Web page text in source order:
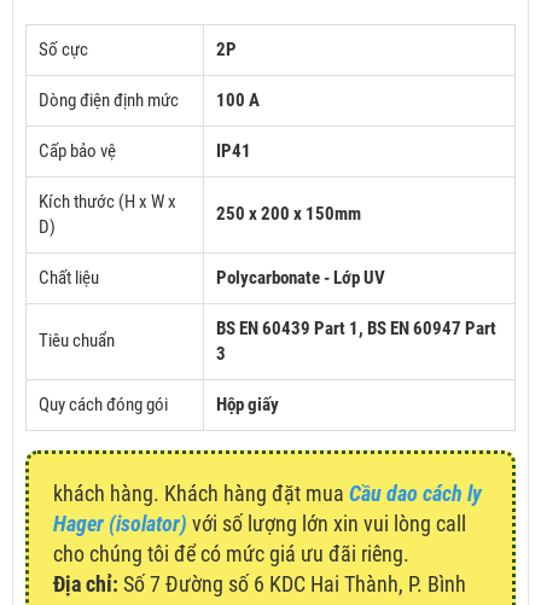
Số cực 2P
Dòng điện định mức 100 A
Cấp bảo vệ IP41
Kích thước (H x W x
D)
250 x 200 x 150mm
Chất liệu Polycarbonate - Lớp UV
Tiêu chuẩn
BS EN 60439 Part 1, BS EN 60947 Part
3
Quy cách đóng gói Hộp giấy
khách hàng. Khách hàng đặt mua Cầu dao cách ly
Hager (isolator) với số lượng lớn xin vui lòng call
cho chúng tôi để có mức giá ưu đãi riêng.
Địa chỉ: Số 7 Đường số 6 KDC Hai Thành, P. Bình